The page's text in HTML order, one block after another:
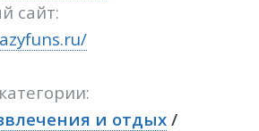
сайт:
и отдых /